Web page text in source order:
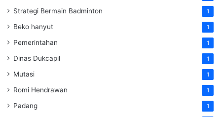
Strategi Bermain Badminton 1
Beko hanyut 1
Pemerintahan 1
Dinas Dukcapil 1
Mutasi 1
Romi Hendrawan 1
Padang 1